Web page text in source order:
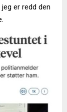
er redd den